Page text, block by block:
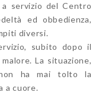
servizio del Centro
ed obbedienza,
diversi.
subito dopo il
La situazione,
ha mai tolto la
a cuore.